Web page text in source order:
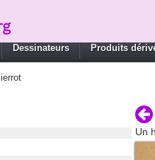
Dessinateurs Produits
Un